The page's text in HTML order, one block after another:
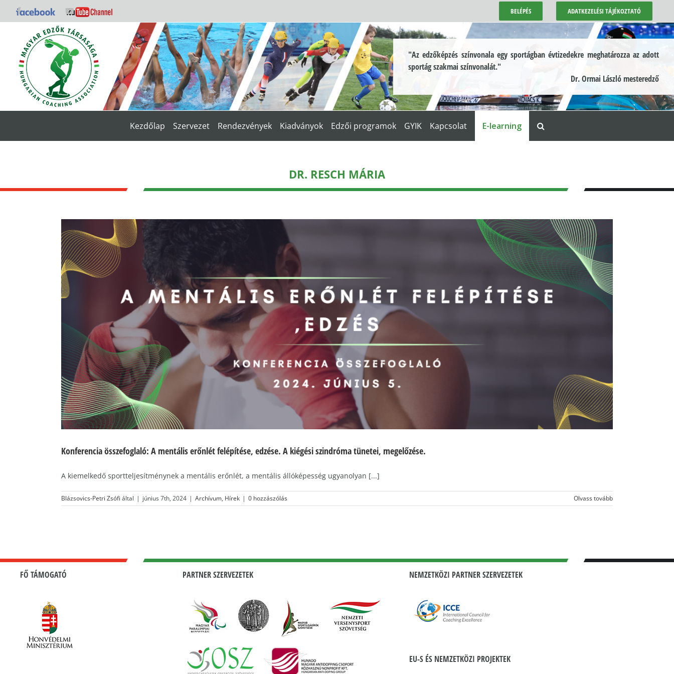
Kihagyás
Facebook YouTube BELÉPÉS ADATKEZELÉSI TÁJÉKOZTATÓ
"Az edzőképzés színvonala egy sportágban évtizedekre meghatározza az adott
sportág szakmai színvonalát."
Dr. Ormai László mesteredző
Kezdőlap Szervezet Rendezvények Kiadványok Edzői programok GYIK Kapcsolat E-learning
DR. RESCH MÁRIA
Konferencia összefoglaló: A mentális erőnlét felépítése, edzése. A kiégési szindróma tünetei, megelőzése.
A kiemelkedő sportteljesítménynek a mentális erőnlét, a mentális állóképesség ugyanolyan [...]
Blázsovics-Petri Zsófi által | június 7th, 2024 | Archívum, Hírek | 0 hozzászólás Olvass tovább
FŐ TÁMOGATÓ PARTNER SZERVEZETEK NEMZETKÖZI PARTNER SZERVEZETEK
EU-S ÉS NEMZETKÖZI PROJEKTEK